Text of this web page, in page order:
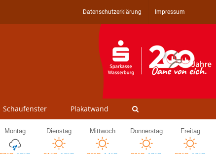
Datenschutzerklärung Impressum
Schaufenster Plakatwand